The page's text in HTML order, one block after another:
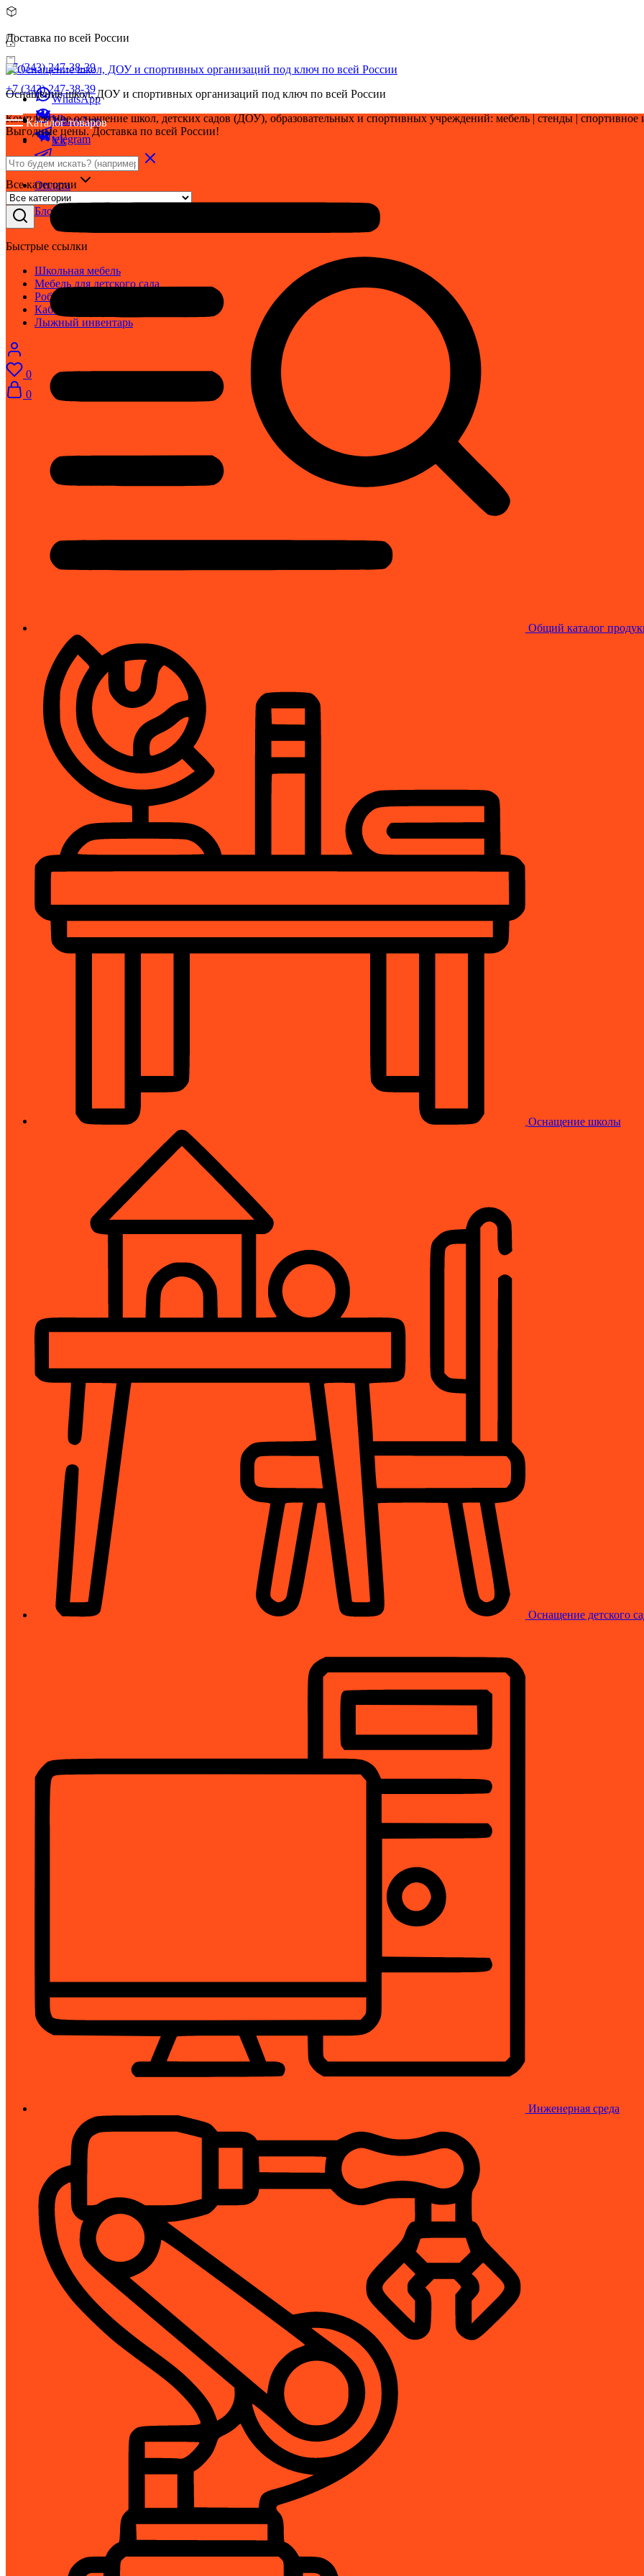
Доставка по всей России
+7 (343) 247-38-39
WhatsApp
Vk
telegram
Оплата
Доставка
Блог
+7 (343) 247-38-39
WhatsApp
Vk
telegram
Оснащение школ, ДОУ и спортивных организаций под ключ по всей России
Комплексное оснащение школ, детских садов (ДОУ), образовательных и спортивных учреждений: мебель | стенды | cпортивное
Выгодные цены. Доставка по всей России!
Все категории
Быстрые ссылки
Школьная мебель
Мебель для детского сада
Робототехника
Кабинет ОБЗР
Лыжный инвентарь
0
0
Каталог товаров
Общий каталог
Оснащение школы
Оснащение детского
Инженерная среда